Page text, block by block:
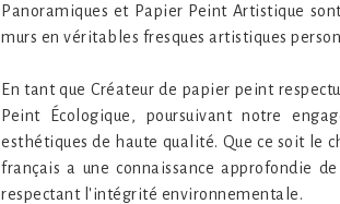
Panoramiques et Papier Peint Artistique
murs en véritables fresques artistiques
En tant que Créateur de papier peint
Peint Écologique, poursuivant notre
esthétiques de haute qualité. Que ce soit le
français a une connaissance approfondie
respectant l'intégrité environnementale.